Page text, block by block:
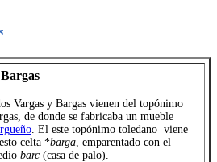
Vargas y Bargas vienen del topónimo
de donde se fabricaba un mueble
. El este topónimo toledano viene
celta *barga , emparentado con el
barc (casa de palo).